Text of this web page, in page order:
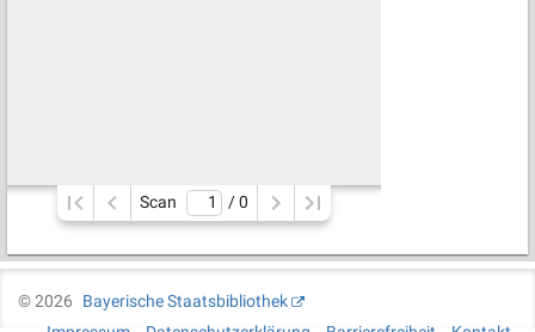
Scan / 0
©2026
Bayerische Staatsbibliothek